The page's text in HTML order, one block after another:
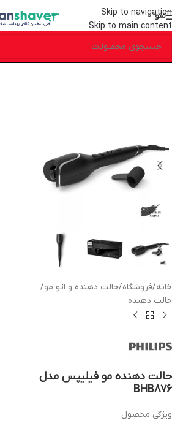
Skip to navigation
Skip to main content
منو
خانه/فروشگاه/حالت دهنده و اتو مو/
حالت دهنده
حالت دهنده مو فیلیپس مدل
BHB876
ویژگی محصول